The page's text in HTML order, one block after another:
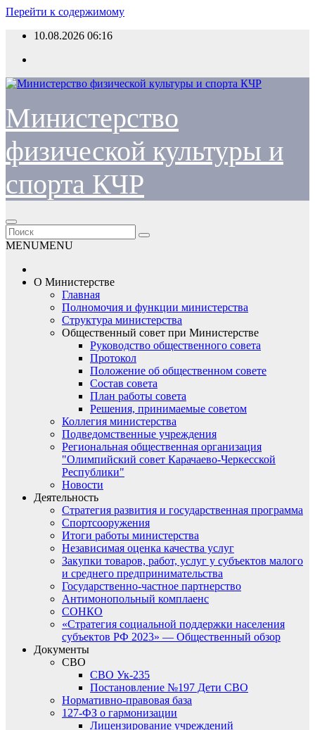
Перейти к содержимому
10.08.2026 06:16
Министерство
физической культуры и
спорта КЧР
MENUMENU
О Министерстве
Главная
Полномочия и функции министерства
Структура министерства
Общественный совет при Министерстве
Руководство общественного совета
Протокол
Положение об общественном совете
Состав совета
План работы совета
Решения, принимаемые советом
Коллегия министерства
Подведомственные учреждения
Региональная общественная организация
"Олимпийский совет Карачаево-Черкесской
Республики"
Новости
Деятельность
Стратегия развития и государственная программа
Спортсооружения
Итоги работы министерства
Независимая оценка качества услуг
Закупки товаров, работ, услуг у субъектов малого
и среднего предпринимательства
Государственно-частное партнерство
Антимонопольный комплаенс
СОНКО
«Стратегия социальной поддержки населения
субъектов РФ 2023» — Общественный обзор
Документы
СВО
СВО Ук-235
Постановление №197 Дети СВО
Нормативно-правовая база
127-ФЗ о гармонизации
Лицензирование учреждений